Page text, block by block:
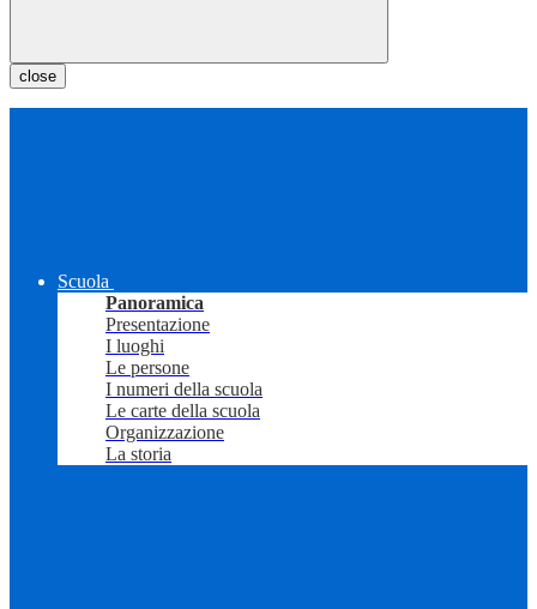
close
Scuola
Panoramica
Presentazione
I luoghi
Le persone
I numeri della scuola
Le carte della scuola
Organizzazione
La storia